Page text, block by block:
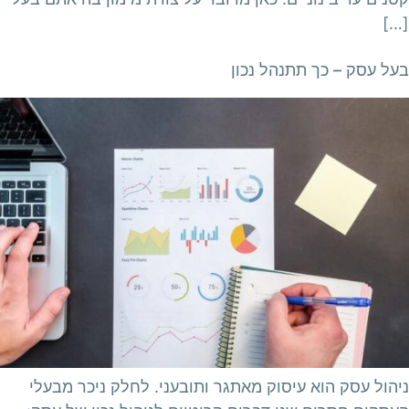
[…]
בעל עסק – כך תתנהל נכון
ניהול עסק הוא עיסוק מאתגר ותובעני. לחלק ניכר מבעלי